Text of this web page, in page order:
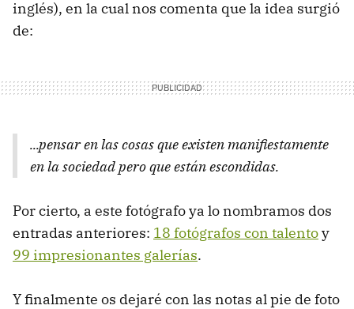
inglés), en la cual nos comenta que la idea surgió
de:
...pensar en las cosas que existen manifiestamente
en la sociedad pero que están escondidas.
Por cierto, a este fotógrafo ya lo nombramos dos
entradas anteriores: 18 fotógrafos con talentoy
99 impresionantes galerías.
Y finalmente os dejaré con las notas al pie de foto